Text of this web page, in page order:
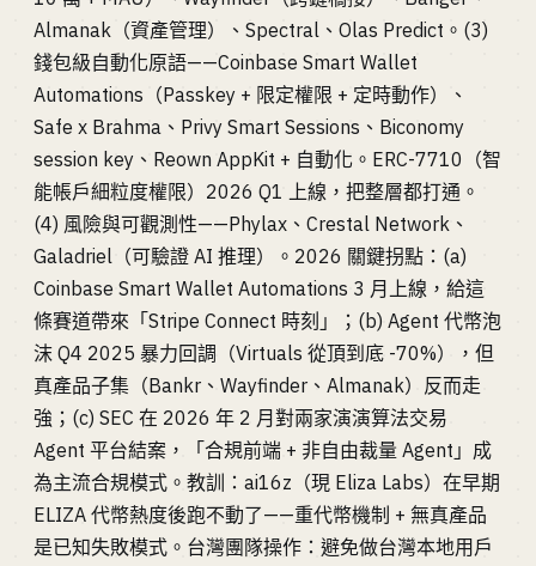
Almanak（資產管理）、Spectral、Olas Predict。(3)
錢包級自動化原語——Coinbase Smart Wallet
Automations（Passkey + 限定權限 + 定時動作）、
Safe x Brahma、Privy Smart Sessions、Biconomy
session key、Reown AppKit + 自動化。ERC-7710（智
能帳戶細粒度權限）2026 Q1 上線，把整層都打通。
(4) 風險與可觀測性——Phylax、Crestal Network、
Galadriel（可驗證 AI 推理）。2026 關鍵拐點：(a)
Coinbase Smart Wallet Automations 3 月上線，給這
條賽道帶來「Stripe Connect 時刻」；(b) Agent 代幣泡
沫 Q4 2025 暴力回調（Virtuals 從頂到底 -70%），但
真產品子集（Bankr、Wayfinder、Almanak）反而走
強；(c) SEC 在 2026 年 2 月對兩家演演算法交易
Agent 平台結案，「合規前端 + 非自由裁量 Agent」成
為主流合規模式。教訓：ai16z（現 Eliza Labs）在早期
ELIZA 代幣熱度後跑不動了——重代幣機制 + 無真產品
是已知失敗模式。台灣團隊操作：避免做台灣本地用戶